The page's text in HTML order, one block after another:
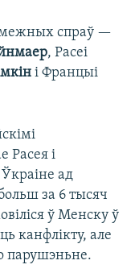
спраў —
, Расеі
і Францыі
Расея і
ад
за 6 тысяч
ў Менску ў
канфлікту, але
парушэньне.